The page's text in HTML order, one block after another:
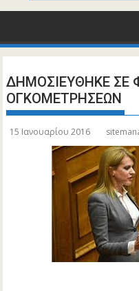
ΔΗΜΟΣΙΕΥΘΗΚΕ ΣΕ
ΟΓΚΟΜΕΤΡΗΣΕΩΝ
15 Ιανουαρίου 2016